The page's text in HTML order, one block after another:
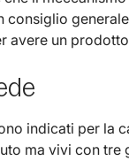
avere un
indicati per la
ma vivi con tre